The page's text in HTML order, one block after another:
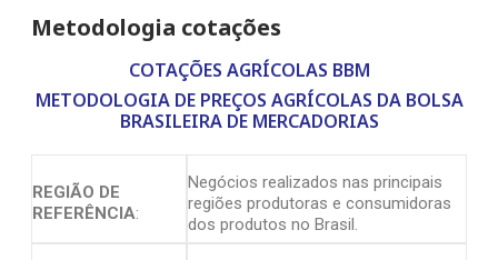
Metodologia cotações
COTAÇÕES AGRÍCOLAS BBM
METODOLOGIA DE PREÇOS AGRÍCOLAS DA BOLSA
BRASILEIRA DE MERCADORIAS
REGIÃO DE
REFERÊNCIA:
Negócios realizados nas principais
regiões produtoras e consumidoras
dos produtos no Brasil.